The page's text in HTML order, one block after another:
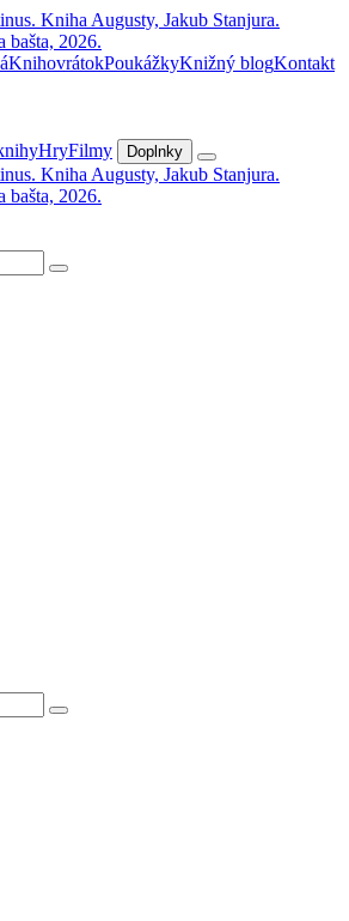
KnihovrátokPoukážkyKnižný blogKontakt
HryFilmy Doplnky